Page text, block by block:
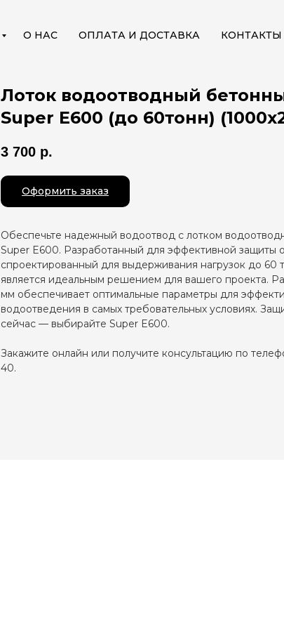
О НАС ОПЛАТА И ДОСТАВКА КОНТАКТЫ
Лоток водоотводный
Super Е600 (до 60тонн)
3 700 р.
Оформить заказ
Обеспечьте надежный водоотвод с лотком
Super E600. Разработанный для эффективной защиты
спроектированный для выдерживания нагрузок до 60
является идеальным решением для вашего проекта.
мм обеспечивает оптимальные параметры для
водоотведения в самых требовательных условиях.
сейчас — выбирайте Super E600.
Закажите онлайн или получите консультацию по
40.